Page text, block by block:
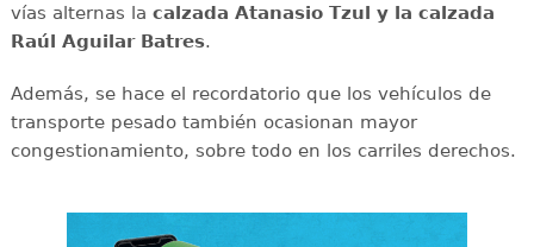
vías alternas la calzada Atanasio Tzul y la calzada
Raúl Aguilar Batres.
Además, se hace el recordatorio que los vehículos de
transporte pesado también ocasionan mayor
congestionamiento, sobre todo en los carriles derechos.